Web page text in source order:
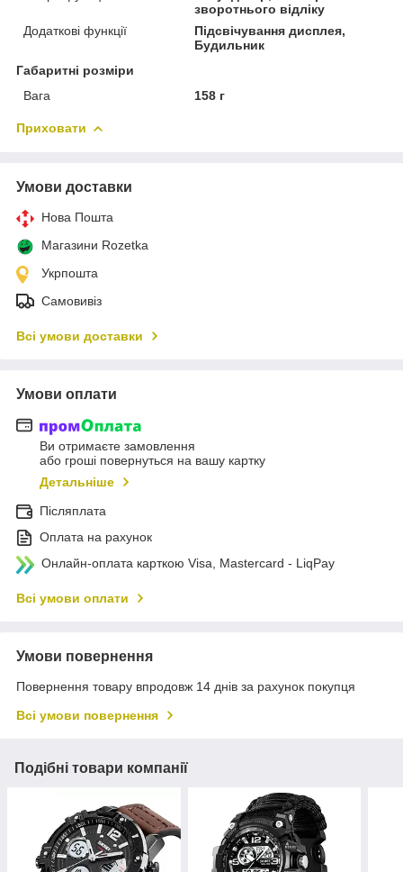
зворотнього відліку
Додаткові функції
Підсвічування дисплея,
Будильник
Габаритні розміри
Вага
158 г
Приховати
Умови доставки
Нова Пошта
Магазини Rozetka
Укрпошта
Самовивіз
Всі умови доставки
Умови оплати
Ви отримаєте замовлення
або гроші повернуться на вашу картку
Детальніше
Післяплата
Оплата на рахунок
Онлайн-оплата карткою Visa, Mastercard - LiqPay
Всі умови оплати
Умови повернення
Повернення товару впродовж 14 днів за рахунок покупця
Всі умови повернення
Подібні товари компанії